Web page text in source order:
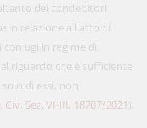
dei condebitori
in relazione all'atto di
in regime di
riguardo che è sufficiente
di essi, non
Civ. Sez. VI-III, 18707/2021 ).